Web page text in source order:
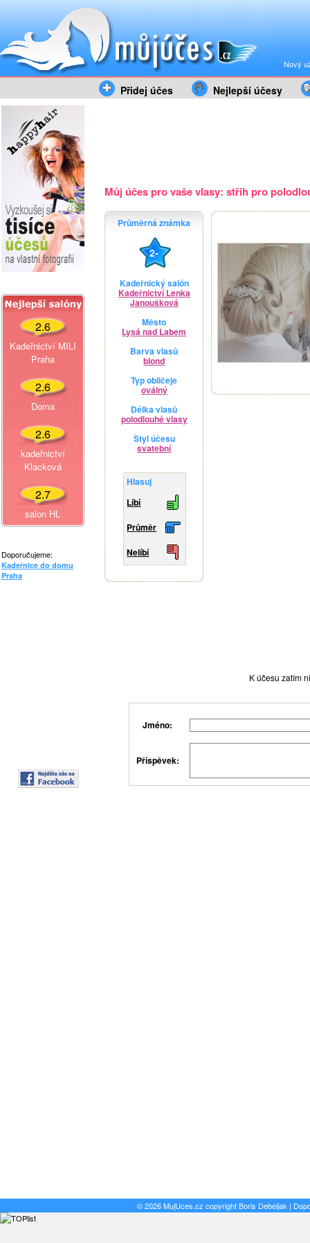
Nový
Přidej účes Nejlepší účesy
2.6
Kadeřnictví MILI
Praha
2.6
Doma
2.6
kadeřnictví
Klacková
2.7
salon HL
Doporučujeme:
Kadeřnice do domu
Praha
Můj účes pro vaše vlasy: střih pro
Průměrná známka
2-
Kadeřnický salón
Kadeřnictví Lenka
Janoušková
Město
Lysá nad Labem
Barva vlasů
blond
Typ obličeje
oválný
Délka vlasů
polodlouhé vlasy
Styl účesu
svatební
Hlasuj
Líbí
Průměr
Nelíbí
K účesu zatím
Jméno:
Příspěvek:
© 2026 MujUces.cz copyrightBoris Debeljak |